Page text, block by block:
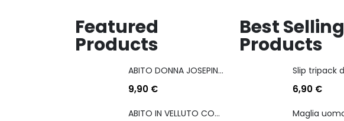
Featured
Products
ABITO DONNA JOSEPINA MIS M/L
9,90 €
ABITO IN VELLUTO CON COULISSE LATERALE
Best Selling
Products
6,90 €